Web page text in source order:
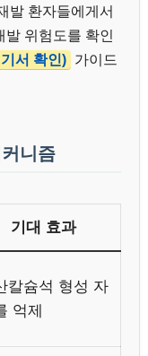
발 환자들에게서
발 위험도를 확인
서 확인) 가이드
니즘
기대 효과
칼슘석 형성 자
억제